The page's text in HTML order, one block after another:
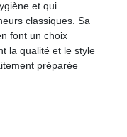
et qui
classiques. Sa
font un choix
la qualité et le style
préparée